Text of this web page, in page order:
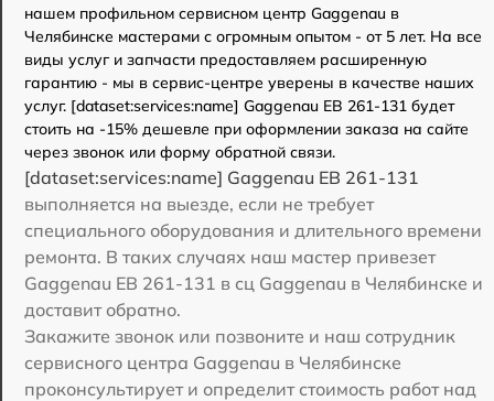
нашем профильном сервисном центр Gaggenau в
Челябинске мастерами с огромным опытом - от 5 лет. На все
виды услуг и запчасти предоставляем расширенную
гарантию - мы в сервис-центре уверены в качестве наших
услуг. [dataset:services:name] Gaggenau EB 261-131 будет
стоить на -15% дешевле при оформлении заказа на сайте
через звонок или форму обратной связи.
[dataset:services:name] Gaggenau EB 261-131
выполняется на выезде, если не требует
специального оборудования и длительного времени
ремонта. В таких случаях наш мастер привезет
Gaggenau EB 261-131 в сц Gaggenau в Челябинске и
доставит обратно.
Закажите звонок или позвоните и наш сотрудник
сервисного центра Gaggenau в Челябинске
проконсультирует и определит стоимость работ над